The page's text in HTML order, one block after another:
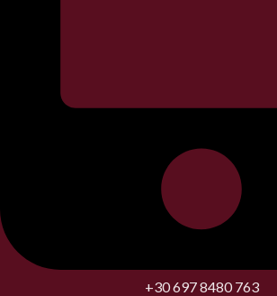
+30 697 8480 763